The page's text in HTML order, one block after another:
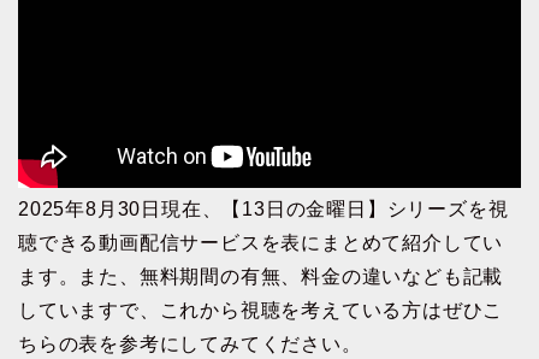
2025年8月30日現在、【13日の金曜日】シリーズを視
聴できる動画配信サービスを表にまとめて紹介してい
ます。また、無料期間の有無、料金の違いなども記載
していますで、これから視聴を考えている方はぜひこ
ちらの表を参考にしてみてください。